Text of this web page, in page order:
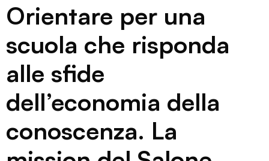
Orientare per una
scuola che risponda
alle sfide
dell’economia della
conoscenza. La